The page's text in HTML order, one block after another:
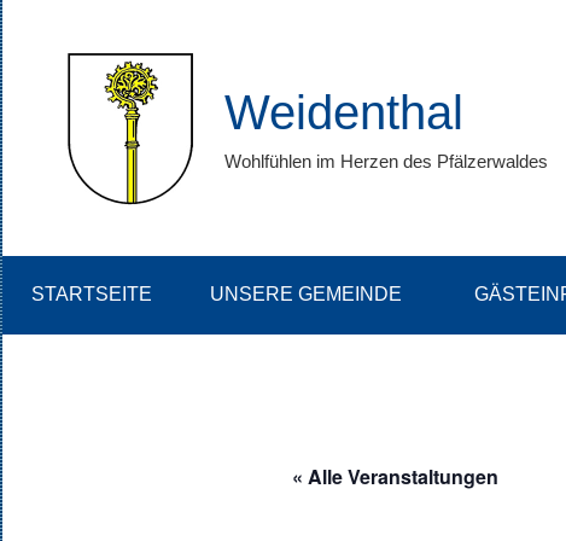
Zum
Inhalt
springen
Weidenthal
Wohlfühlen im Herzen des Pfälzerwaldes
STARTSEITE UNSERE GEMEINDE
« Alle Veranstaltungen